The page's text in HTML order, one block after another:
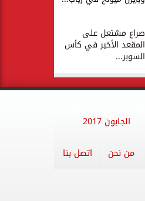
صراع مشتعل على
المقعد الأخير في كأس
السوبر...
الجابون 2017
من نحن اتصل بنا